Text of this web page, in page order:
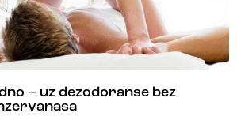
– uz dezodoranse bez